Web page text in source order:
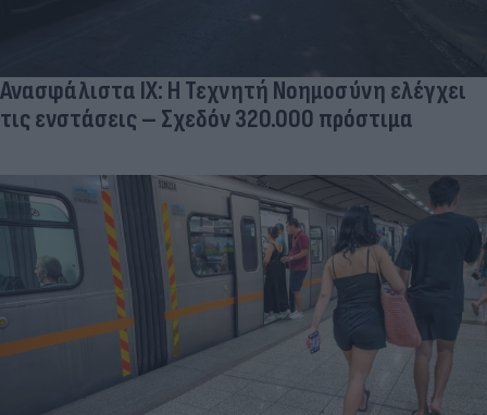
Ανασφάλιστα ΙΧ: Η Τεχνητή Νοημοσύνη ελέγχει
τις ενστάσεις – Σχεδόν 320.000 πρόστιμα